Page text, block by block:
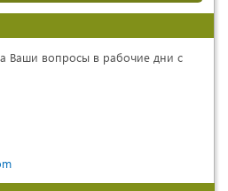
Ваши вопросы в рабочие дни с